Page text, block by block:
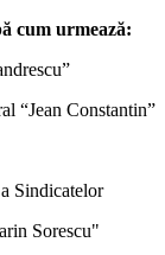
cum urmează:
“Jean Constantin”
Sindicatelor
Sorescu"